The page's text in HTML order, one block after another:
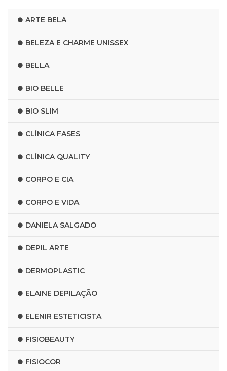
ARTE BELA
BELEZA E CHARME UNISSEX
BELLA
BIO BELLE
BIO SLIM
CLÍNICA FASES
CLÍNICA QUALITY
CORPO E CIA
CORPO E VIDA
DANIELA SALGADO
DEPIL ARTE
DERMOPLASTIC
ELAINE DEPILAÇÃO
ELENIR ESTETICISTA
FISIOBEAUTY
FISIOCOR